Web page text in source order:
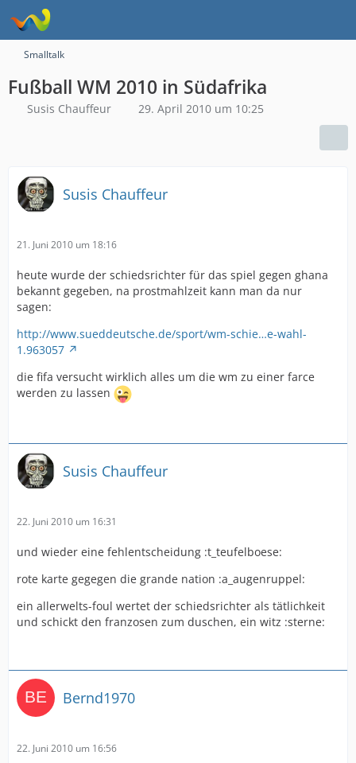
Smalltalk
Fußball WM 2010 in Südafrika
Susis Chauffeur 29. April 2010 um 10:25
Susis Chauffeur
21. Juni 2010 um 18:16
heute wurde der schiedsrichter für das spiel gegen ghana
bekannt gegeben, na prostmahlzeit kann man da nur
sagen:
http://www.sueddeutsche.de/sport/wm-schie…e-wahl-
1.963057
die fifa versucht wirklich alles um die wm zu einer farce
werden zu lassen
Susis Chauffeur
22. Juni 2010 um 16:31
und wieder eine fehlentscheidung :t_teufelboese:
rote karte gegegen die grande nation :a_augenruppel:
ein allerwelts-foul wertet der schiedsrichter als tätlichkeit
und schickt den franzosen zum duschen, ein witz :sterne:
Bernd1970
22. Juni 2010 um 16:56